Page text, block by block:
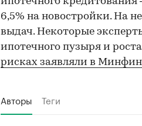
6,5% на новостройки. На
выдач. Некоторые
ипотечного пузыря и
рисках заявляли в
Авторы Теги